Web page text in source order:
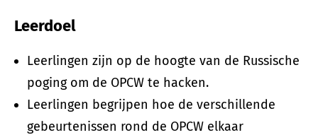
Leerdoel
Leerlingen zijn op de hoogte van de Russische
poging om de OPCW te hacken.
Leerlingen begrijpen hoe de verschillende
gebeurtenissen rond de OPCW elkaar